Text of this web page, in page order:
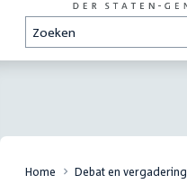
Zoeken
Home Debat en vergadering